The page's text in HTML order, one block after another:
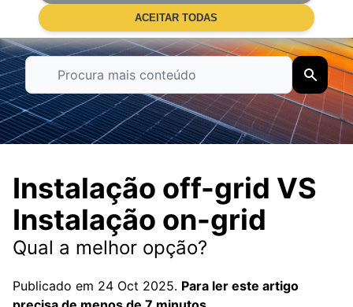
Subsídios Empresas
Instalação off-grid VS
Instalação on-grid
Qual a melhor opção?
Publicado em 24 Oct 2025. Para ler este artigo
ACEITAR TODAS